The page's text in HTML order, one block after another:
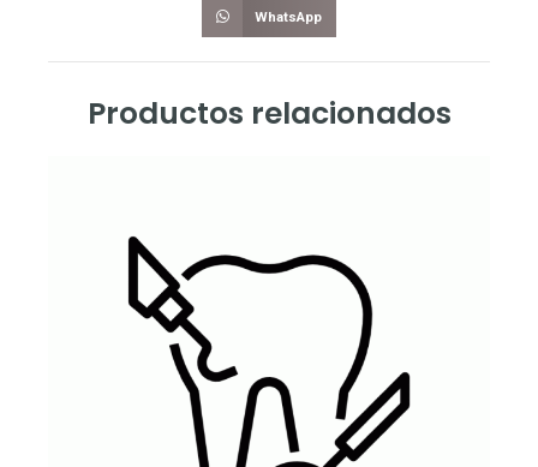
WhatsApp
Productos relacionados